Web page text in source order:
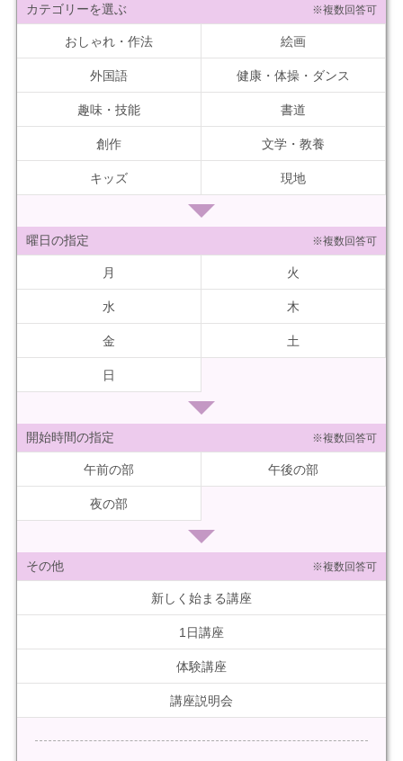
カテゴリーを選ぶ ※複数回答可
おしゃれ・作法 絵画
外国語 健康・体操・ダンス
趣味・技能 書道
創作 文学・教養
キッズ 現地
曜日の指定 ※複数回答可
月 火
水 木
金 土
日
開始時間の指定 ※複数回答可
午前の部 午後の部
夜の部
その他 ※複数回答可
新しく始まる講座
1日講座
体験講座
講座説明会